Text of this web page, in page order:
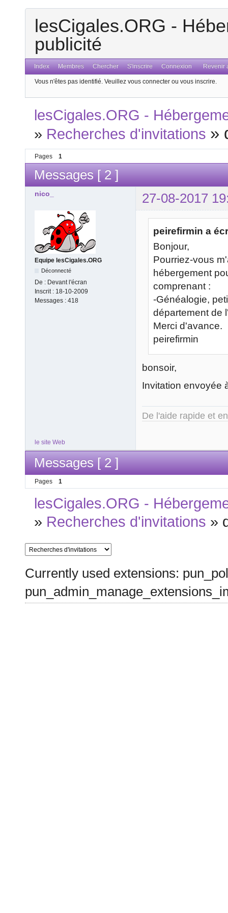
lesCigales.ORG -
publicité
Index Membres Chercher S'inscrire Connexion Revenir
Vous n'êtes pas identifié. Veuillez vous connecter ou vous inscrire.
lesCigales.ORG -
» Recherches d'invitations »
Pages 1
Messages [ 2 ]
nico_ 27-08-2017
Equipe lesCigales.ORG
Déconnecté
De : Devant l'écran
Inscrit : 18-10-2009
Messages : 418
peirefirmin a
Bonjour,
Pourriez-vous
hébergement
comprenant :
-Généalogie,
département de
Merci d'avance.
peirefirmin
bonsoir,
Invitation envoyée
De l'aide rapide et
le site Web
Messages [ 2 ]
Pages 1
lesCigales.ORG -
» Recherches d'invitations »
Currently used extensions: